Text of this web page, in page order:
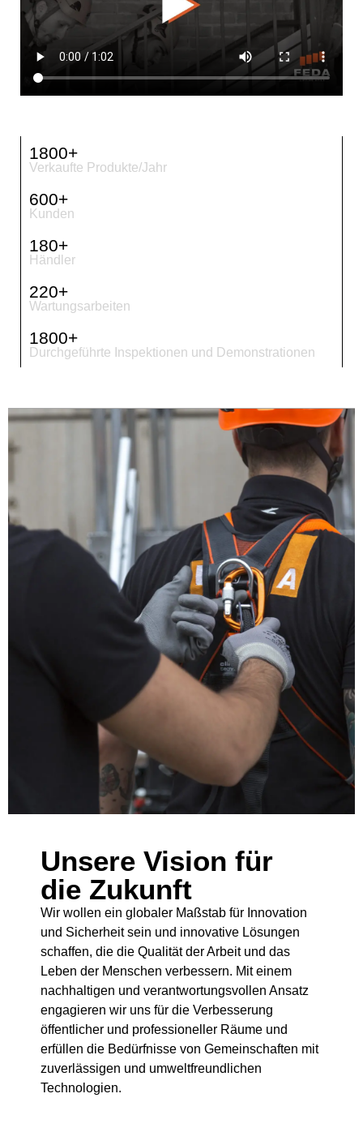
1800+
Verkaufte Produkte/Jahr
600+
Kunden
180+
Händler
220+
Wartungsarbeiten
1800+
Durchgeführte Inspektionen und Demonstrationen
Unsere Vision für
die Zukunft
Wir wollen ein globaler Maßstab für Innovation
und Sicherheit sein und innovative Lösungen
schaffen, die die Qualität der Arbeit und das
Leben der Menschen verbessern. Mit einem
nachhaltigen und verantwortungsvollen Ansatz
engagieren wir uns für die Verbesserung
öffentlicher und professioneller Räume und
erfüllen die Bedürfnisse von Gemeinschaften mit
zuverlässigen und umweltfreundlichen
Technologien.